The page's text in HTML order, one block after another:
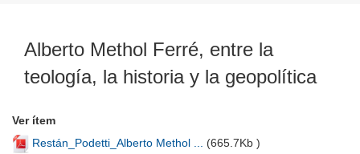
Alberto Methol Ferré, entre la
teología, la historia y la geopolítica
Ver ítem
Restán_Podetti_Alberto Methol ... (665.7Kb )